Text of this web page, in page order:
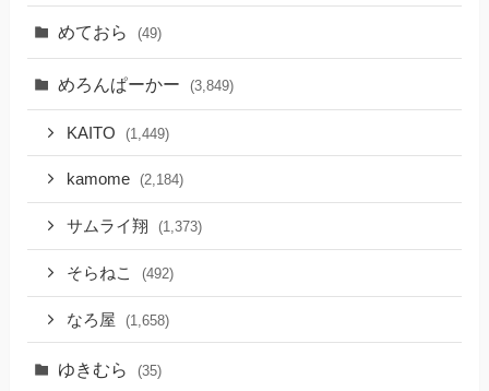
めておら (49)
めろんぱーかー (3,849)
KAITO (1,449)
kamome (2,184)
サムライ翔 (1,373)
そらねこ (492)
なろ屋 (1,658)
ゆきむら (35)